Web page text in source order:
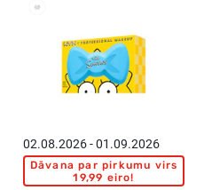
02.08.2026 - 01.09.2026
Dāvana par pirkumu virs
19,99 eiro!